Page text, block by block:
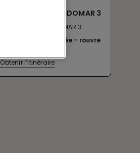
CORDOBA C/GONDOMAR 3
C/CONDE DE GONDOMAR 3
Actuellement fermée
rouvre
Obtenir l’itinéraire